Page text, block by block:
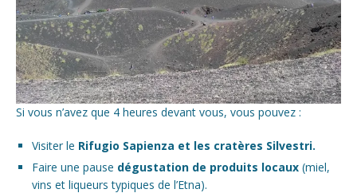
Si vous n’avez que 4 heures devant vous, vous pouvez :
Visiter le Rifugio Sapienza et les cratères Silvestri.
Faire une pause dégustation de produits locaux (miel,
vins et liqueurs typiques de l’Etna).